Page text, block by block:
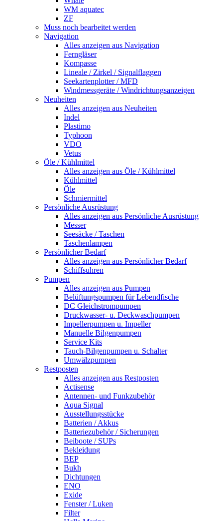
WM aquatec
ZF
Muss noch bearbeitet werden
Navigation
Alles anzeigen aus Navigation
Ferngläser
Kompasse
Lineale / Zirkel / Signalflaggen
Seekartenplotter / MFD
Windmessgeräte / Windrichtungsanzeigen
Neuheiten
Alles anzeigen aus Neuheiten
Indel
Plastimo
Typhoon
VDO
Vetus
Öle / Kühlmittel
Alles anzeigen aus Öle / Kühlmittel
Kühlmittel
Öle
Schmiermittel
Persönliche Ausrüstung
Alles anzeigen aus Persönliche Ausrüstung
Messer
Seesäcke / Taschen
Taschenlampen
Persönlicher Bedarf
Alles anzeigen aus Persönlicher Bedarf
Schiffsuhren
Pumpen
Alles anzeigen aus Pumpen
Belüftungspumpen für Lebendfische
DC Gleichstrompumpen
Druckwasser- u. Deckwaschpumpen
Impellerpumpen u. Impeller
Manuelle Bilgenpumpen
Service Kits
Tauch-Bilgenpumpen u. Schalter
Umwälzpumpen
Restposten
Alles anzeigen aus Restposten
Actisense
Antennen- und Funkzubehör
Aqua Signal
Ausstellungsstücke
Batterien / Akkus
Batteriezubehör / Sicherungen
Beiboote / SUPs
Bekleidung
BEP
Bukh
Dichtungen
ENO
Exide
Fenster / Luken
Filter